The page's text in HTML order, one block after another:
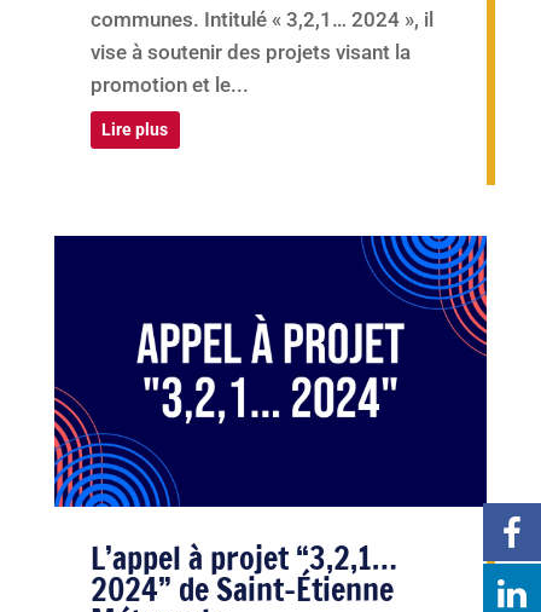
communes. Intitulé « 3,2,1… 2024 », il
vise à soutenir des projets visant la
promotion et le...
Lire plus
L’appel à projet “3,2,1…
2024” de Saint-Étienne